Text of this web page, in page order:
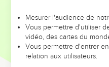
leur foi ou leur vision. Mais
et les saisons difficiles qu'ils
sont elles qui
Dans cette conférence,
Mesurer l'audience de
Vous permettre d'utiliser
vidéo, des cartes du
Vous permettre d'entrer
relation aux utilisateurs.